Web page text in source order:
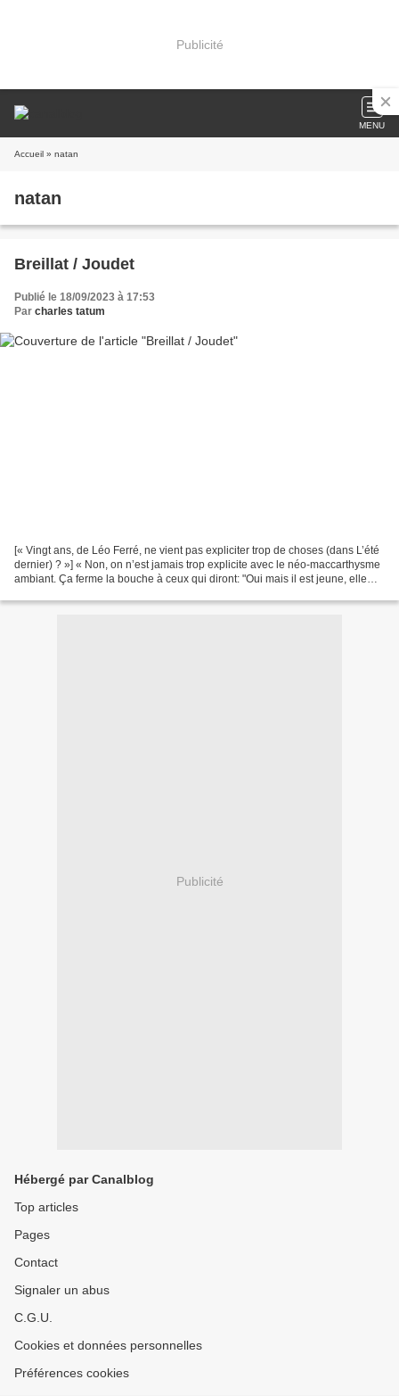
Publicité
MENU
Accueil » natan
natan
Breillat / Joudet
Publié le 18/09/2023 à 17:53
Par charles tatum
[« Vingt ans, de Léo Ferré, ne vient pas expliciter trop de choses (dans L’été
dernier) ? »] « Non, on n’est jamais trop explicite avec le néo-maccarthysme
ambiant. Ça ferme la bouche à ceux qui diront: "Oui mais il est jeune, elle
Publicité
Hébergé par Canalblog
Top articles
Pages
Contact
Signaler un abus
C.G.U.
Cookies et données personnelles
Préférences cookies